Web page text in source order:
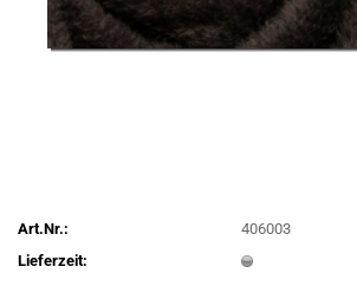
Art.Nr.:
406003
Lieferzeit: